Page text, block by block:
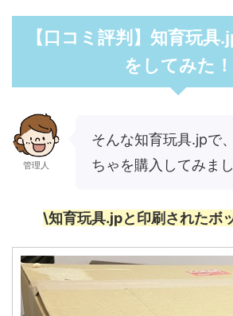
【口コミ評判】知育玩具
をしてみた！
管理人
そんな知育玩具.jpで
ちゃを購入してみまし
\知育玩具.jpと印刷されたボ